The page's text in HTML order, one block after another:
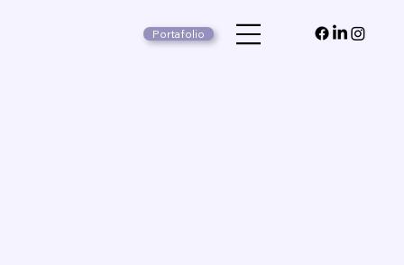
Portafolio